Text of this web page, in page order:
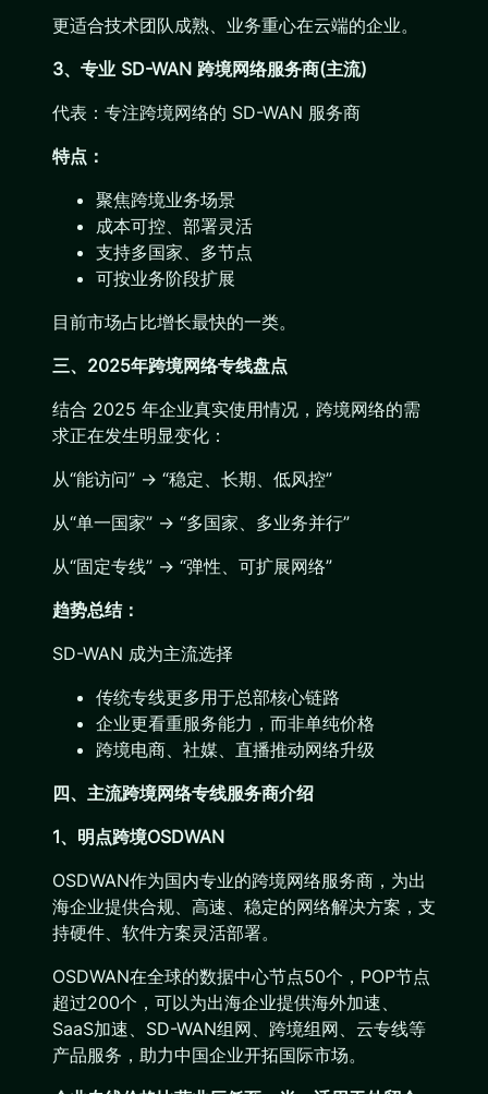
更适合技术团队成熟、业务重心在云端的企业。
3、专业 SD-WAN 跨境网络服务商(主流)
代表：专注跨境网络的 SD-WAN 服务商
特点：
聚焦跨境业务场景
成本可控、部署灵活
支持多国家、多节点
可按业务阶段扩展
目前市场占比增长最快的一类。
三、2025年跨境网络专线盘点
结合 2025 年企业真实使用情况，跨境网络的需
求正在发生明显变化：
从“能访问” → “稳定、长期、低风控”
从“单一国家” → “多国家、多业务并行”
从“固定专线” → “弹性、可扩展网络”
趋势总结：
SD-WAN 成为主流选择
传统专线更多用于总部核心链路
企业更看重服务能力，而非单纯价格
跨境电商、社媒、直播推动网络升级
四、主流跨境网络专线服务商介绍
1、明点跨境OSDWAN
OSDWAN作为国内专业的跨境网络服务商，为出
海企业提供合规、高速、稳定的网络解决方案，支
持硬件、软件方案灵活部署。
OSDWAN在全球的数据中心节点50个，POP节点
超过200个，可以为出海企业提供海外加速、
SaaS加速、SD-WAN组网、跨境组网、云专线等
产品服务，助力中国企业开拓国际市场。